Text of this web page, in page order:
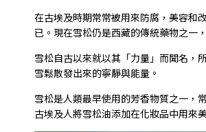
在古埃及時期常常被用來防腐，美容和
已。現在雪松仍是西藏的傳統藥物之一
雪松自古以來就以其「力量」而聞名
雪鬆散發出來的寧靜與能量。
雪松是人類最早使用的芳香物質之一，
古埃及人將雪松油添加在化妝品中用來